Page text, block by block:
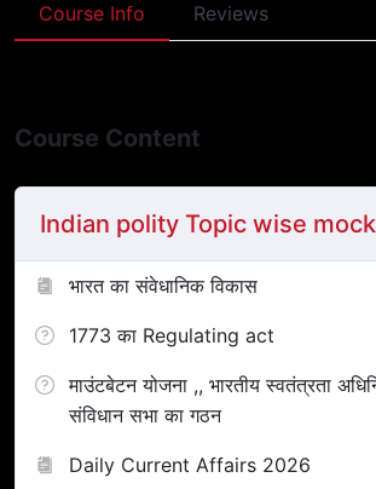
Course Info Reviews
Course Content
Indian polity Topic wise
भारत का संवेधानिक विकास
1773 का Regulating act
माउंटबेटन योजना ,, भारतीय स्वतंत्रता
संविधान सभा का गठन
Daily Current Affairs 2026